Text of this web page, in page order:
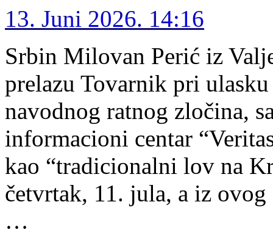
13. Juni 2026. 14:16
Srbin Milovan Perić iz
prelazu Tovarnik pri
navodnog ratnog zločina,
informacioni centar
kao “tradicionalni lov na
četvrtak, 11. jula, a iz ovog
…